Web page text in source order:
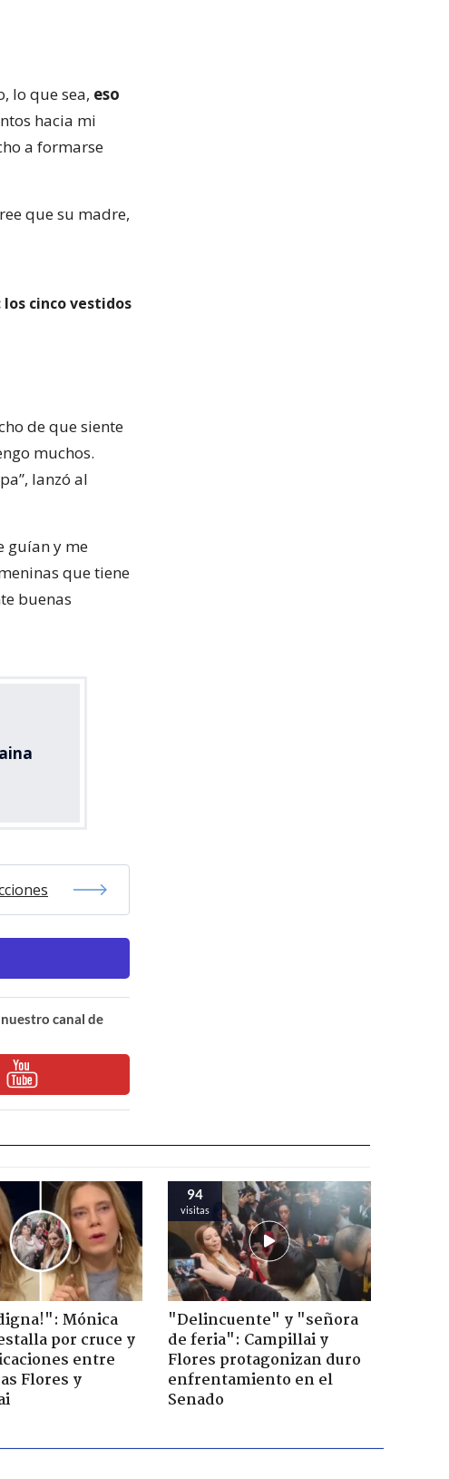
lo que sea, eso
hacia mi
a formarse
que su madre,
cinco vestidos
de que siente
muchos.
lanzó al
guían y me
que tiene
buenas
canal de
Mónica
por cruce y
entre
Flores y
94
visitas
"Delincuente" y "señora
de feria": Campillai y
Flores protagonizan duro
enfrentamiento en el
Senado